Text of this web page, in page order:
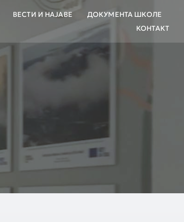
ВЕСТИ И НАЈАВЕ
ДОКУМЕНТА ШКОЛЕ
КОНТАКТ